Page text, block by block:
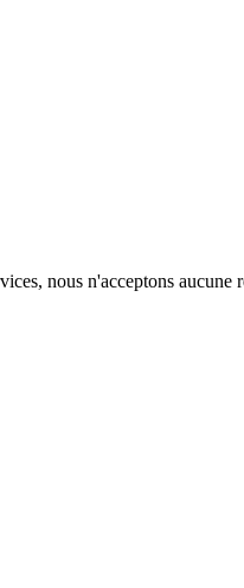
nous n'acceptons